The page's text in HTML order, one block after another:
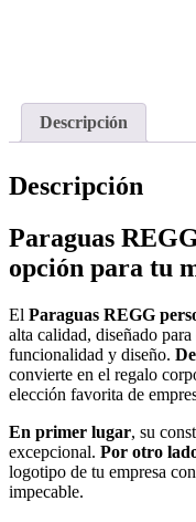
Descripción
Descripción
Paraguas
opción para tu
El Paraguas REGG
alta calidad, diseñado
funcionalidad y diseño.
convierte en el regalo
elección favorita de
En primer lugar, su
excepcional. Por otro
logotipo de tu empresa
impecable.